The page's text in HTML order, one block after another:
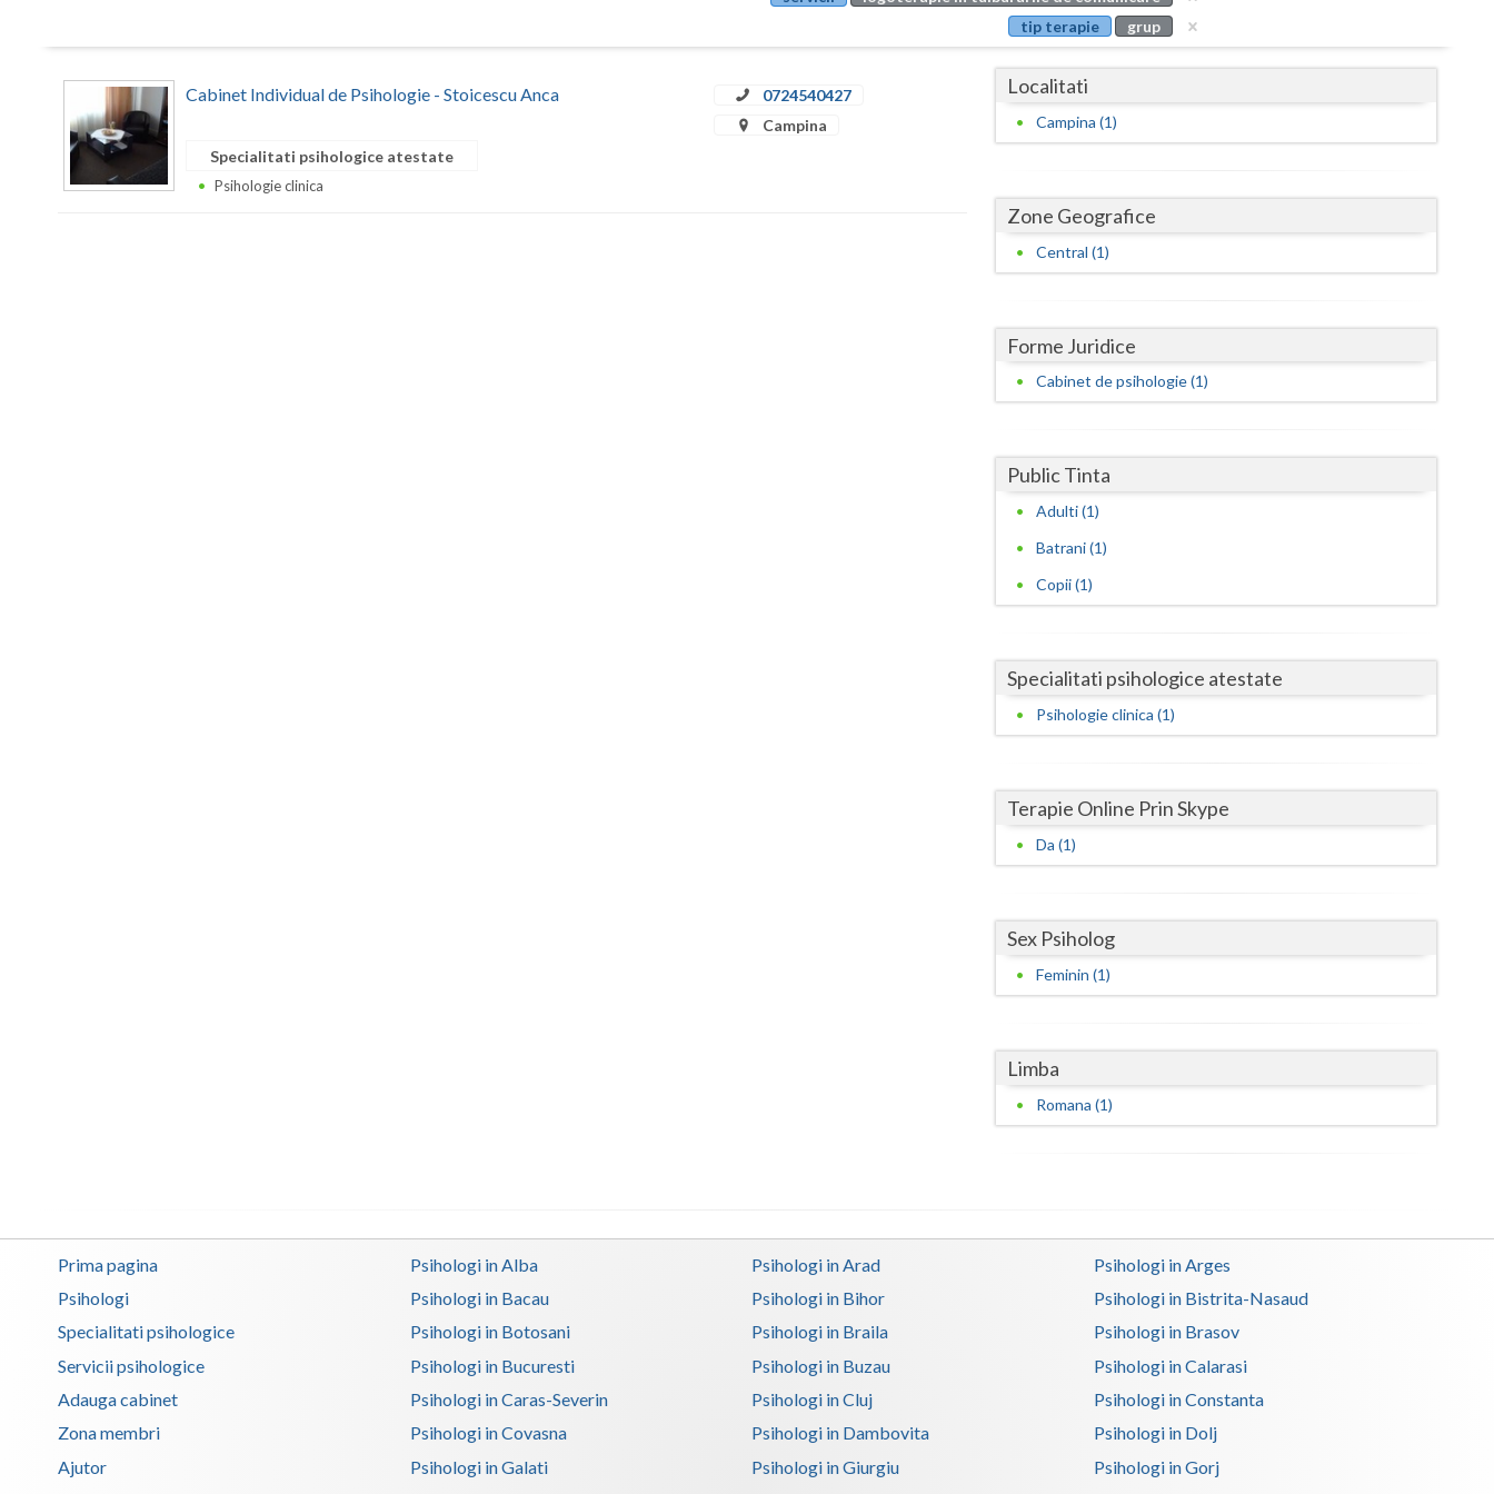
Buzau
Cluj
Covasna
Dambovita
Dolj
Galati
Gorj
Ilfov
Maramures
Mures
Salaj
Suceava
Tulcea
Valcea
Vaslui
Vrancea
tip terapie
grup
Cabinet Individual de Psihologie - Stoicescu Anca
0724540427
Campina
Specialitati psihologice atestate
Psihologie clinica
Localitati
Campina (1)
Zone Geografice
Central (1)
Forme Juridice
Cabinet de psihologie (1)
Public Tinta
Adulti (1)
Batrani (1)
Copii (1)
Specialitati psihologice atestate
Psihologie clinica (1)
Terapie Online Prin Skype
Da (1)
Sex Psiholog
Feminin (1)
Limba
Romana (1)
Prima pagina
Psihologi
Specialitati psihologice
Servicii psihologice
Adauga cabinet
Zona membri
Ajutor
Psihologi in Alba Psihologi in Arad
Psihologi in Arges
Psihologi in Bacau
Psihologi in Bihor
Psihologi in Bistrita-Nasaud
Psihologi in Botosani
Psihologi in Braila
Psihologi in Brasov
Psihologi in Bucuresti
Psihologi in Buzau
Psihologi in Calarasi
Psihologi in Caras-Severin
Psihologi in Cluj
Psihologi in Constanta
Psihologi in Covasna
Psihologi in Dambovita
Psihologi in Dolj
Psihologi in Galati
Psihologi in Giurgiu
Psihologi in Gorj